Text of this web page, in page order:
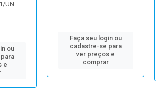
UN
ou
e
Faça seu login ou
cadastre-se para
ver preços e
comprar